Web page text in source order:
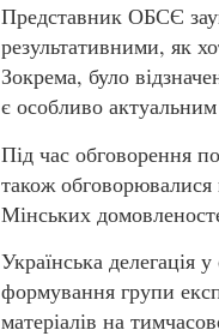
Представник ОБСЄ
результативними, як
Зокрема, було
є особливо
Під час обговорення
також обговорювалися
Мінських
Українська делегація
формування групи
матеріалів на